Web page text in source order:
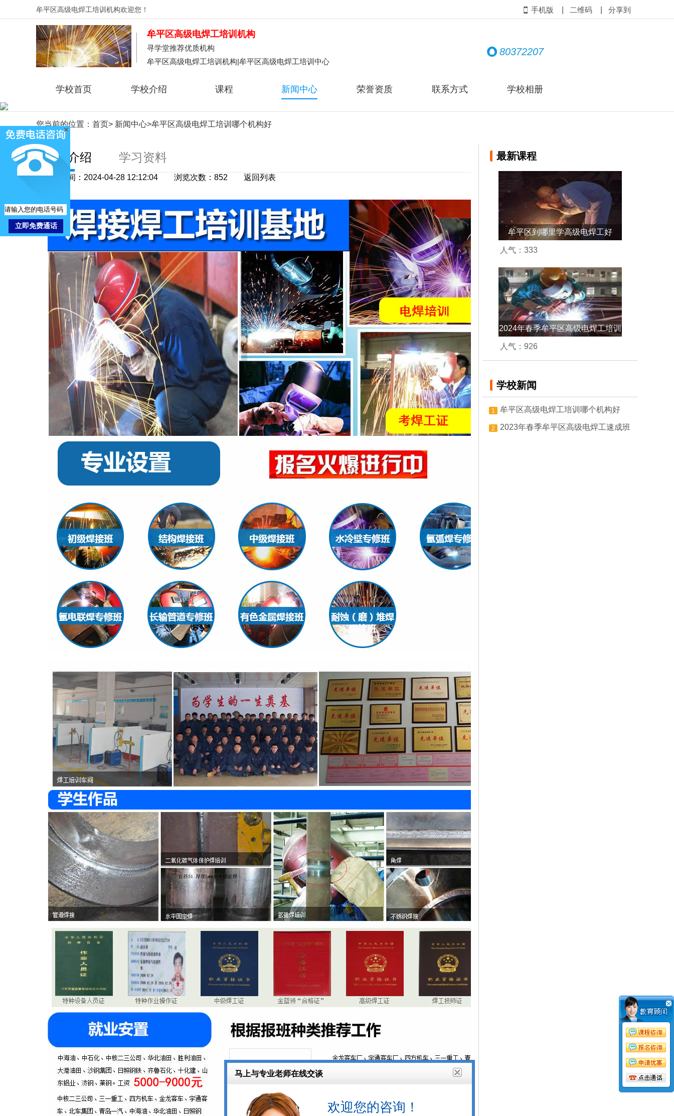
牟平区高级电焊工培训机构欢迎您！ 手机版 二维码 分享到
牟平区高级电焊工培训机构
寻学堂推荐优质机构
牟平区高级电焊工培训机构|牟平区高级电焊工培训中心
80372207
学校首页 学校介绍 课程 新闻中心 荣誉资质 联系方式 学校相册
您当前的位置： 首页> 新闻中心>牟平区高级电焊工培训哪个机构好
课程介绍 学习资料
更新时间：2024-04-28 12:12:04 浏览次数：852 返回列表
最新课程
牟平区到哪里学高级电焊工好
人气：333
2024年春季牟平区高级电焊工培训
人气：926
学校新闻
1 牟平区高级电焊工培训哪个机构好
2 2023年春季牟平区高级电焊工速成班